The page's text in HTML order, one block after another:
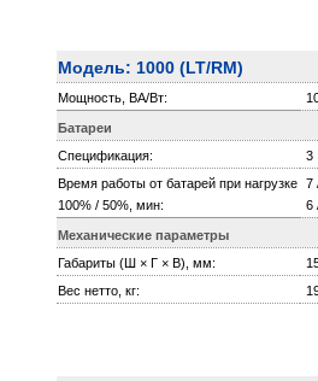
Модель: 1000 (LT/RМ)
Мощность, ВА/Вт:
Батареи
Спецификация:
3
Время работы от батарей при нагрузке
100% / 50%, мин:
7
6
Механические параметры
Габариты (Ш × Г × В), мм:
Вес нетто, кг: